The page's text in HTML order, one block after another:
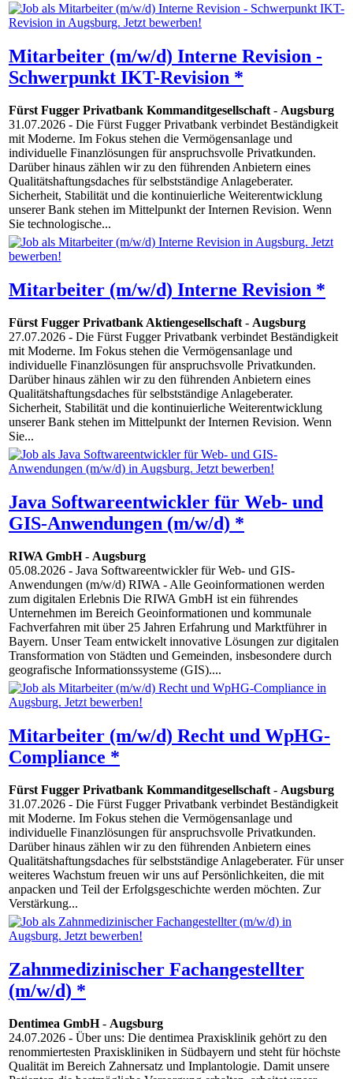
Mitarbeiter (m/w/d) Interne Revision -
Schwerpunkt IKT-Revision *
Fürst Fugger Privatbank Kommanditgesellschaft- Augsburg
31.07.2026 - Die Fürst Fugger Privatbank verbindet Beständigkeit
mit Moderne. Im Fokus stehen die Vermögensanlage und
individuelle Finanzlösungen für anspruchsvolle Privatkunden.
Darüber hinaus zählen wir zu den führenden Anbietern eines
Qualitätshaftungsdaches für selbstständige Anlageberater.
Sicherheit, Stabilität und die kontinuierliche Weiterentwicklung
unserer Bank stehen im Mittelpunkt der Internen Revision. Wenn
Sie technologische...
Mitarbeiter (m/w/d) Interne Revision *
Fürst Fugger Privatbank Aktiengesellschaft- Augsburg
27.07.2026 - Die Fürst Fugger Privatbank verbindet Beständigkeit
mit Moderne. Im Fokus stehen die Vermögensanlage und
individuelle Finanzlösungen für anspruchsvolle Privatkunden.
Darüber hinaus zählen wir zu den führenden Anbietern eines
Qualitätshaftungsdaches für selbstständige Anlageberater.
Sicherheit, Stabilität und die kontinuierliche Weiterentwicklung
unserer Bank stehen im Mittelpunkt der Internen Revision. Wenn
Sie...
Java Softwareentwickler für Web- und
GIS-Anwendungen (m/w/d) *
RIWA GmbH- Augsburg
05.08.2026 - Java Softwareentwickler für Web- und GIS-
Anwendungen (m/w/d) RIWA - Alle Geoinformationen werden
zum digitalen Erlebnis Die RIWA GmbH ist ein führendes
Unternehmen im Bereich Geoinformationen und kommunale
Fachverfahren mit über 25 Jahren Erfahrung und Marktführer in
Bayern. Unser Team entwickelt innovative Lösungen zur digitalen
Transformation von Städten und Gemeinden, insbesondere durch
geografische Informationssysteme (GIS)....
Mitarbeiter (m/w/d) Recht und WpHG-
Compliance *
Fürst Fugger Privatbank Kommanditgesellschaft- Augsburg
31.07.2026 - Die Fürst Fugger Privatbank verbindet Beständigkeit
mit Moderne. Im Fokus stehen die Vermögensanlage und
individuelle Finanzlösungen für anspruchsvolle Privatkunden.
Darüber hinaus zählen wir zu den führenden Anbietern eines
Qualitätshaftungsdaches für selbstständige Anlageberater. Für unser
weiteres Wachstum freuen wir uns auf Persönlichkeiten, die mit
anpacken und Teil der Erfolgsgeschichte werden möchten. Zur
Verstärkung...
Zahnmedizinischer Fachangestellter
(m/w/d) *
Dentimea GmbH- Augsburg
24.07.2026 - Über uns: Die dentimea Praxisklinik gehört zu den
renommiertesten Praxiskliniken in Südbayern und steht für höchste
Qualität im Bereich Zahnersatz und Implantologie. Damit unsere